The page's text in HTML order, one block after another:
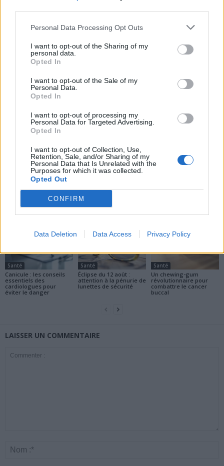
Personal Data Processing Opt Outs
I want to opt-out of the Sharing of my
personal data.
Opted In
I want to opt-out of the Sale of my
Personal Data.
Opted In
I want to opt-out of processing my
Personal Data for Targeted Advertising.
Opted In
I want to opt-out of Collection, Use,
Retention, Sale, and/or Sharing of my
Personal Data that Is Unrelated with the
Purposes for which it was collected.
Opted Out
CONFIRM
Data Deletion Data Access Privacy Policy
Article précédent
en quête d’un donneur de
avec des habitudes
news
ARTICLES CONNEXES
Santé
Canicule : les conseils
essentiels des
cardiologues pour
éviter le danger
Santé
Éclipse du 12 août :
attention à la pénurie de
lunettes de sécurité
Santé
Un chewing-gum
révolutionnaire pour
combattre le cancer
buccal
LAISSER UN COMMENTAIRE